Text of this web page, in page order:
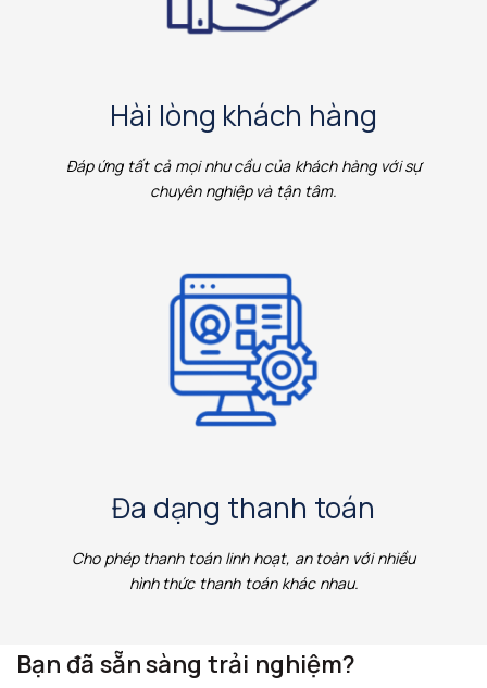
Hài lòng khách hàng
Đáp ứng tất cả mọi nhu cầu của khách hàng với sự
chuyên nghiệp và tận tâm.
Đa dạng thanh toán
Cho phép thanh toán linh hoạt, an toàn với nhiều
hình thức thanh toán khác nhau.
Bạn đã sẵn sàng trải nghiệm?